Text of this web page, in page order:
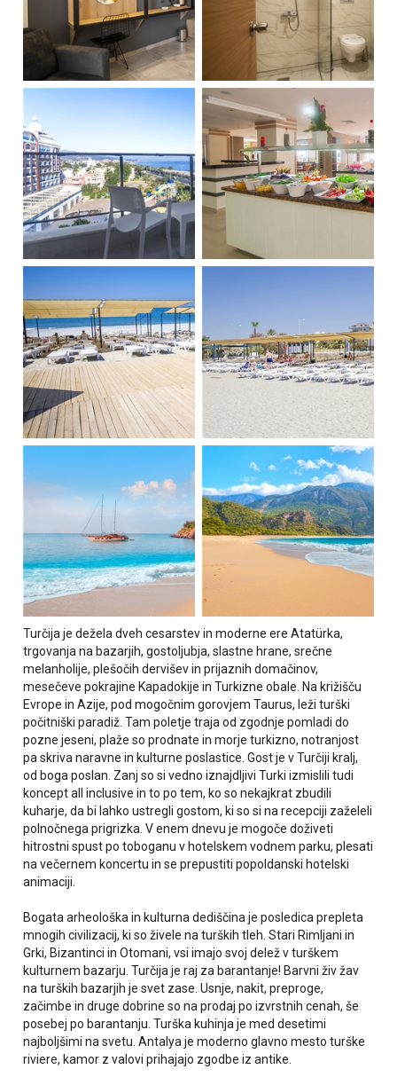
Turčija je dežela dveh cesarstev in moderne ere Atatürka,
trgovanja na bazarjih, gostoljubja, slastne hrane, srečne
melanholije, plešočih dervišev in prijaznih domačinov,
mesečeve pokrajine Kapadokije in Turkizne obale. Na križišču
Evrope in Azije, pod mogočnim gorovjem Taurus, leži turški
počitniški paradiž. Tam poletje traja od zgodnje pomladi do
pozne jeseni, plaže so prodnate in morje turkizno, notranjost
pa skriva naravne in kulturne poslastice. Gost je v Turčiji kralj,
od boga poslan. Zanj so si vedno iznajdljivi Turki izmislili tudi
koncept all inclusive in to po tem, ko so nekajkrat zbudili
kuharje, da bi lahko ustregli gostom, ki so si na recepciji zaželeli
polnočnega prigrizka. V enem dnevu je mogoče doživeti
hitrostni spust po toboganu v hotelskem vodnem parku, plesati
na večernem koncertu in se prepustiti popoldanski hotelski
animaciji.
Bogata arheološka in kulturna dediščina je posledica prepleta
mnogih civilizacij, ki so živele na turških tleh. Stari Rimljani in
Grki, Bizantinci in Otomani, vsi imajo svoj delež v turškem
kulturnem bazarju. Turčija je raj za barantanje! Barvni živ žav
na turških bazarjih je svet zase. Usnje, nakit, preproge,
začimbe in druge dobrine so na prodaj po izvrstnih cenah, še
posebej po barantanju. Turška kuhinja je med desetimi
najboljšimi na svetu. Antalya je moderno glavno mesto turške
riviere, kamor z valovi prihajajo zgodbe iz antike.